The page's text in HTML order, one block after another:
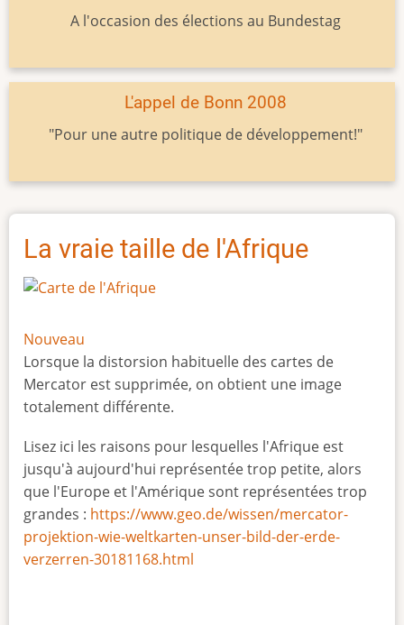
A l'occasion des élections au Bundestag
L'appel de Bonn 2008
"Pour une autre politique de développement!"
La vraie taille de l'Afrique
Nouveau
Lorsque la distorsion habituelle des cartes de
Mercator est supprimée, on obtient une image
totalement différente.
Lisez ici les raisons pour lesquelles l'Afrique est
jusqu'à aujourd'hui représentée trop petite, alors
que l'Europe et l'Amérique sont représentées trop
grandes : https://www.geo.de/wissen/mercator-
projektion-wie-weltkarten-unser-bild-der-erde-
verzerren-30181168.html